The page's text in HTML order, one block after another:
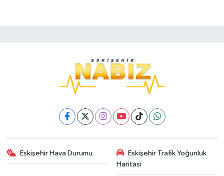
Eskişehir Hava Durumu
Eskişehir Trafik Yoğunluk
Haritası